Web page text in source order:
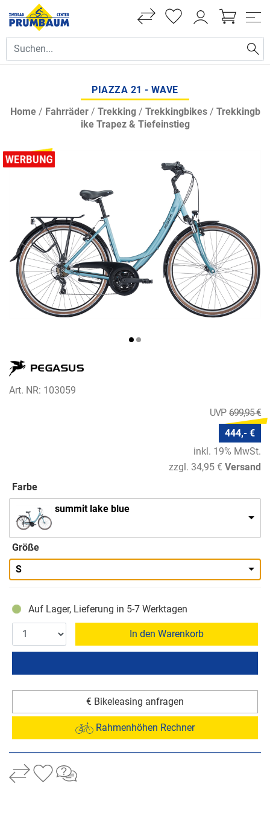
PIAZZA 21 - WAVE
Home/ Fahrräder/ Trekking/ Trekkingbikes/ Trekkingb
ike Trapez & Tiefeinstieg
Art. NR: 103059
699,95 €
444,- €
inkl. 19% MwSt.
zzgl. 34,95 € Versand
Farbe
summit lake blue
Größe
S
Auf Lager, Lieferung in 5-7 Werktagen
In den Warenkorb
€ Bikeleasing anfragen
Rahmenhöhen Rechner